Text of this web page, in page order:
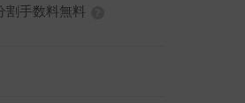
割手数料無料